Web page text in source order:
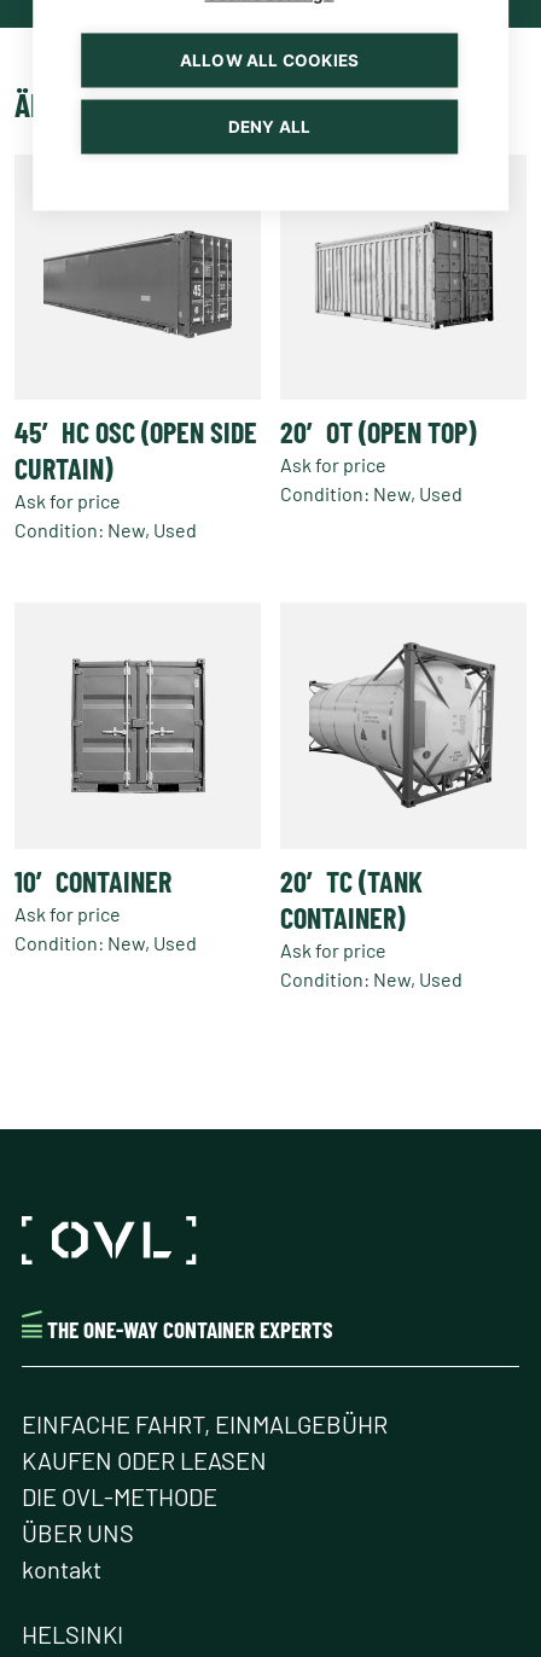
ÄHNLICHE PRODUKTE
45′ HC OSC (OPEN SIDE
CURTAIN)
Ask for price
Condition: New, Used
20′ OT (OPEN TOP)
Ask for price
Condition: New, Used
Die
Optionen
können
gewählt
werden
10′ CONTAINER
Ask for price
Condition: New, Used
20′ TC (TANK
CONTAINER)
Ask for price
Condition: New, Used
THE ONE-WAY CONTAINER EXPERTS
EINFACHE FAHRT, EINMALGEBÜHR
KAUFEN ODER LEASEN
DIE OVL-METHODE
ÜBER UNS
kontakt
HELSINKI
ALLOW ALL COOKIES
DENY ALL